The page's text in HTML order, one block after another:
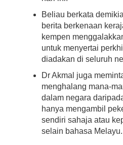
Beliau berkata
berita berkenaan
kempen
untuk menyertai
diadakan di seluruh
Dr Akmal juga
menghalang mana-
dalam negara
hanya mengambil
sendiri sahaja atau
selain bahasa Melayu.